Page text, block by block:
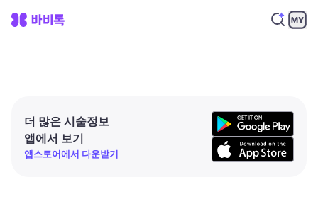
더 많은 시술정보
앱에서 보기
앱스토어에서 다운받기